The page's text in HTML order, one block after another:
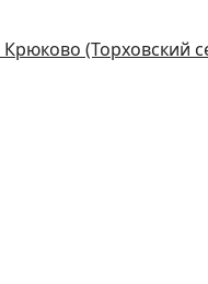
Крюково (Торховский